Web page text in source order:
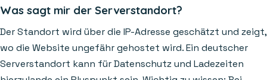
Was sagt mir der Serverstandort?
Der Standort wird über die IP-Adresse geschätzt und zeigt,
wo die Website ungefähr gehostet wird. Ein deutscher
Serverstandort kann für Datenschutz und Ladezeiten